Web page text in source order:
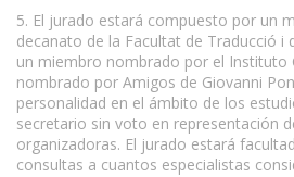
5. El jurado estará compuesto por un
decanato de la Facultat de Traducció i
un miembro nombrado por el Instituto
nombrado por Amigos de Giovanni
personalidad en el ámbito de los
secretario sin voto en representación
organizadoras. El jurado estará
consultas a cuantos especialistas